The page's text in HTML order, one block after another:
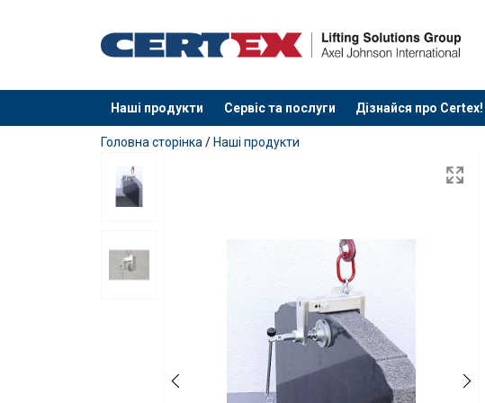
Наші продукти Сервіс та послуги Дізнайся про Certex!
added to your quote
Головна сторінка / Наші продукти